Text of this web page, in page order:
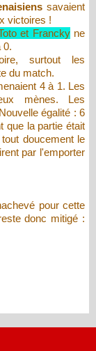
savaient
victoires !
et Franckyne
0.
surtout les
du match.
4 à 1. Les
mènes. Les
égalité : 6
que la partie était
doucement le
par l'emporter
pour cette
donc mitigé :